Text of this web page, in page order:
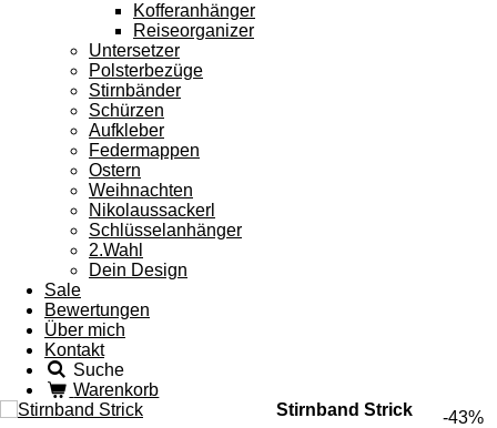
Kofferanhänger
Reiseorganizer
Untersetzer
Polsterbezüge
Stirnbänder
Schürzen
Aufkleber
Federmappen
Ostern
Weihnachten
Nikolaussackerl
Schlüsselanhänger
2.Wahl
Dein Design
Sale
Bewertungen
Über mich
Kontakt
Suche
Warenkorb
Stirnband Strick
-43%